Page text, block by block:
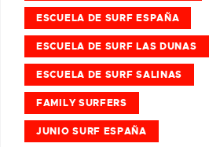
ESCUELA DE SURF ESPAÑA
ESCUELA DE SURF LAS DUNAS
ESCUELA DE SURF SALINAS
FAMILY SURFERS
JUNIO SURF ESPAÑA